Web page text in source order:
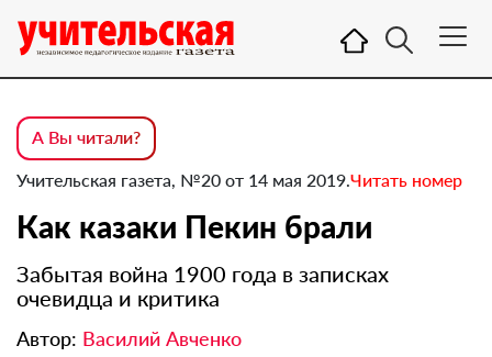
А Вы читали?
Учительская газета, №20 от 14 мая 2019.Читать номер
Как казаки Пекин брали
Забытая война 1900 года в записках
очевидца и критика
Автор: Василий Авченко